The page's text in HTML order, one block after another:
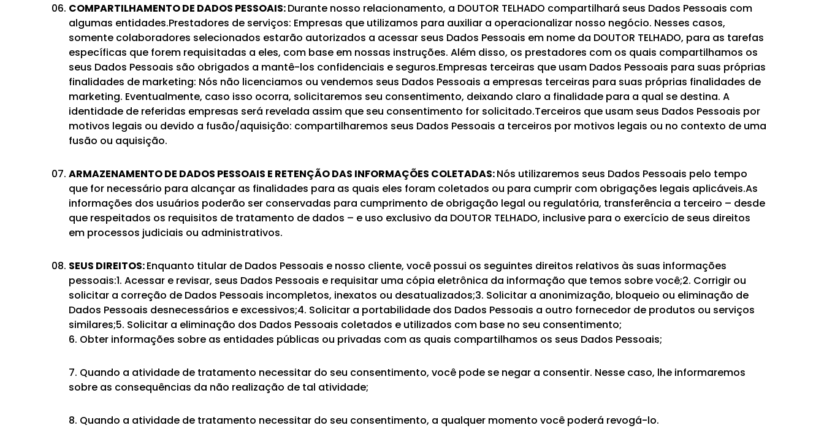
COMPARTILHAMENTO DE DADOS PESSOAIS:Durante nosso relacionamento, a DOUTOR TELHADO compartilhará seus Dados Pessoais com
algumas entidades.Prestadores de serviços: Empresas que utilizamos para auxiliar a operacionalizar nosso negócio. Nesses casos,
somente colaboradores selecionados estarão autorizados a acessar seus Dados Pessoais em nome da DOUTOR TELHADO, para as tarefas
específicas que forem requisitadas a eles, com base em nossas instruções. Além disso, os prestadores com os quais compartilhamos os
seus Dados Pessoais são obrigados a mantê-los confidenciais e seguros.Empresas terceiras que usam Dados Pessoais para suas próprias
finalidades de marketing: Nós não licenciamos ou vendemos seus Dados Pessoais a empresas terceiras para suas próprias finalidades de
marketing. Eventualmente, caso isso ocorra, solicitaremos seu consentimento, deixando claro a finalidade para a qual se destina. A
identidade de referidas empresas será revelada assim que seu consentimento for solicitado.Terceiros que usam seus Dados Pessoais por
motivos legais ou devido a fusão/aquisição: compartilharemos seus Dados Pessoais a terceiros por motivos legais ou no contexto de uma
fusão ou aquisição.
ARMAZENAMENTO DE DADOS PESSOAIS E RETENÇÃO DAS INFORMAÇÕES COLETADAS:Nós utilizaremos seus Dados Pessoais pelo tempo
que for necessário para alcançar as finalidades para as quais eles foram coletados ou para cumprir com obrigações legais aplicáveis.As
informações dos usuários poderão ser conservadas para cumprimento de obrigação legal ou regulatória, transferência a terceiro – desde
que respeitados os requisitos de tratamento de dados – e uso exclusivo da DOUTOR TELHADO, inclusive para o exercício de seus direitos
em processos judiciais ou administrativos.
SEUS DIREITOS:Enquanto titular de Dados Pessoais e nosso cliente, você possui os seguintes direitos relativos às suas informações
pessoais:1. Acessar e revisar, seus Dados Pessoais e requisitar uma cópia eletrônica da informação que temos sobre você;2. Corrigir ou
solicitar a correção de Dados Pessoais incompletos, inexatos ou desatualizados;3. Solicitar a anonimização, bloqueio ou eliminação de
Dados Pessoais desnecessários e excessivos;4. Solicitar a portabilidade dos Dados Pessoais a outro fornecedor de produtos ou serviços
similares;5. Solicitar a eliminação dos Dados Pessoais coletados e utilizados com base no seu consentimento;
6. Obter informações sobre as entidades públicas ou privadas com as quais compartilhamos os seus Dados Pessoais;
7. Quando a atividade de tratamento necessitar do seu consentimento, você pode se negar a consentir. Nesse caso, lhe informaremos
sobre as consequências da não realização de tal atividade;
8. Quando a atividade de tratamento necessitar do seu consentimento, a qualquer momento você poderá revogá-lo.